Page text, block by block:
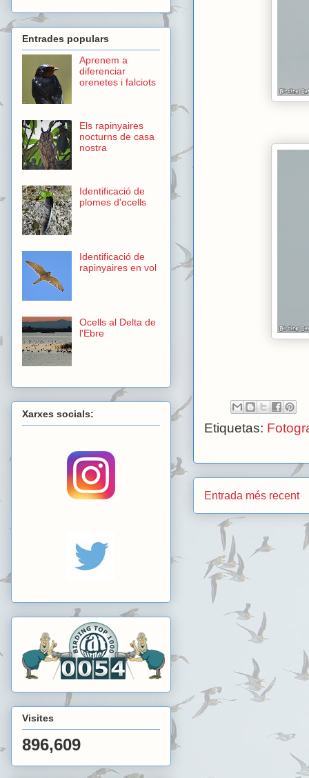
Etiquetas:
Entrada més recent
Entrades populars
Aprenem a
diferenciar
orenetes i falciots
Els rapinyaires
nocturns de casa
nostra
Identificació de
plomes d'ocells
Identificació de
rapinyaires en vol
Ocells al Delta de
l'Ebre
Xarxes socials:
Visites
896,609